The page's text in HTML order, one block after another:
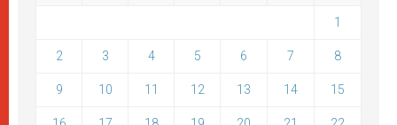
1
2 3 4 5 6 7 8
9 10 11 12 13 14 15